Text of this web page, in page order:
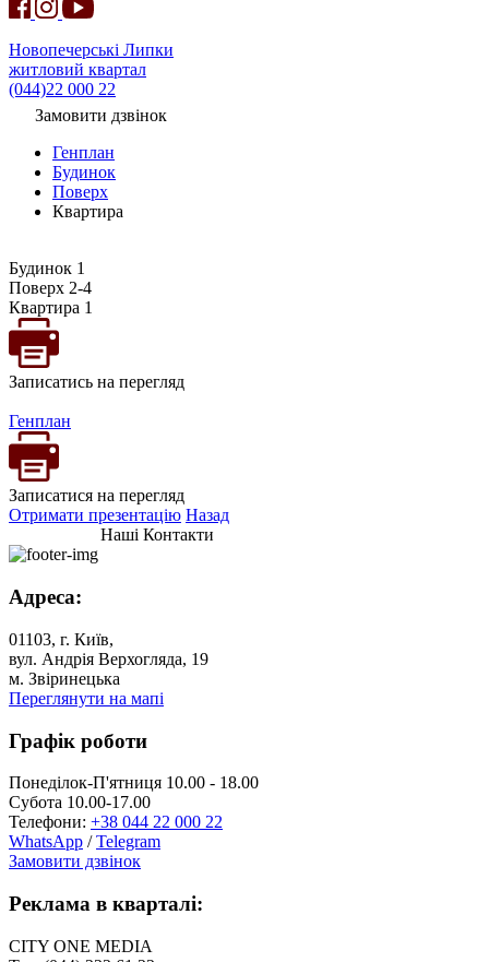
Новопечерські Липки
житловий квартал
(044)22 000 22
Замовити дзвінок
Генплан
Будинок
Поверх
Квартира
Будинок 1
Поверх 2-4
Квартира 1
Записатись на перегляд
Генплан
Записатися на перегляд
Отримати презентацію Назад
Наші Контакти
Адреса:
01103, г. Київ,
вул. Андрія Верхогляда, 19
м. Звіринецька
Переглянути на мапі
Графік роботи
Понеділок-П'ятниця 10.00 - 18.00
Субота 10.00-17.00
Телефони: +38 044 22 000 22
WhatsApp /Telegram
Замовити дзвінок
Реклама в кварталі:
CITY ONE MEDIA